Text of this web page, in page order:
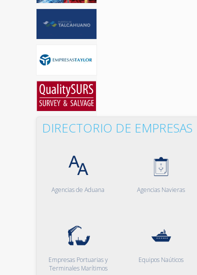
DIRECTORIO DE EMPRESAS
Agencias de Aduana Agencias Navieras
Empresas Portuarias y
Terminales Marítimos
Equipos Naúticos